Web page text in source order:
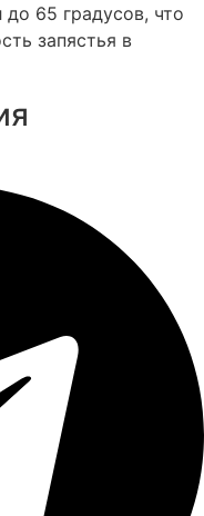
65 градусов, что
запястья в